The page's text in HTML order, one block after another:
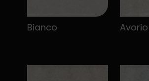
Bianco Avorio